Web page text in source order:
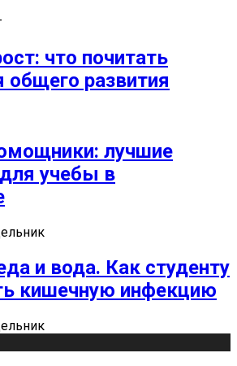
что почитать
общего развития
лучшие
учебы в
и вода. Как студенту
кишечную инфекцию